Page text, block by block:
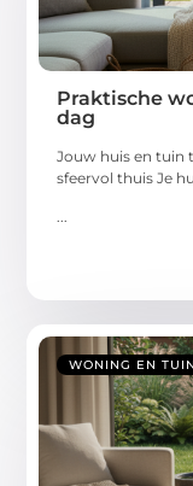
Praktische
dag
Jouw huis en tuin
sfeervol thuis Je
...
WONING EN TUIN